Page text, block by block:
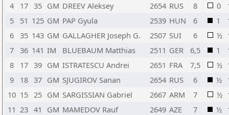
4
17 35 GM DREEV Aleksey 2654 RUS 8 0
5
51 125 GM PAP Gyula 2539 HUN 6 1
6
35 143 GM GALLAGHER Joseph G. 2507 SUI 6 ½
7
36 141 IM BLUEBAUM Matthias 2511 GER 6,5 1
8
17 39 GM ISTRATESCU Andrei 2651 FRA 7,5 ½
9
18 37 GM SJUGIROV Sanan 2654 RUS 6 ½
10 15 25 GM SARGISSIAN Gabriel 2667 ARM 7 ½
11 23 41 GM MAMEDOV Rauf 2649 AZE 7 ½